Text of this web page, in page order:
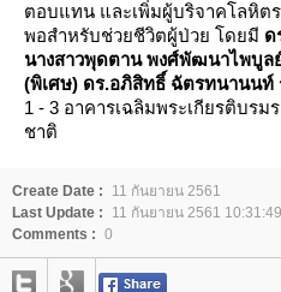
ตอบแทน และเพิ่มผู้บริจาคโลหิต
พอสำหรับช่วยชีวิตผู้ป่วย โดยมี ด
นางสาวพุดตาน พงศ์พัฒนาไพบู
(พิเศษ) ดร.อภิสิทธิ์ ฉัตรทนานนท์
1 - 3 อาคารเฉลิมพระเกียรติบร
ชาติ
Create Date :
11 กันยายน 2561
Last Update :
11 กันยายน 2561
Comments : 0